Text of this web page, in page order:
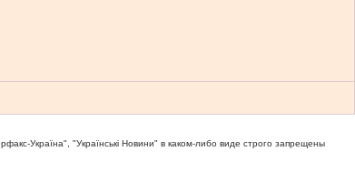
Україна", "Українськi Новини" в каком-либо виде строго запрещены